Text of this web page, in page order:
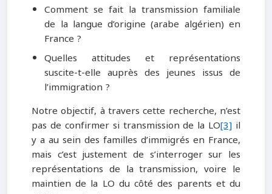
Comment se fait la transmission familiale
de la langue d’origine (arabe algérien) en
France ?
Quelles attitudes et représentations
suscite-t-elle auprès des jeunes issus de
l’immigration ?
Notre objectif, à travers cette recherche, n’est
pas de confirmer si transmission de la LO[3]il
y a au sein des familles d’immigrés en France,
mais c’est justement de s’interroger sur les
représentations de la transmission, voire le
maintien de la LO du côté des parents et du